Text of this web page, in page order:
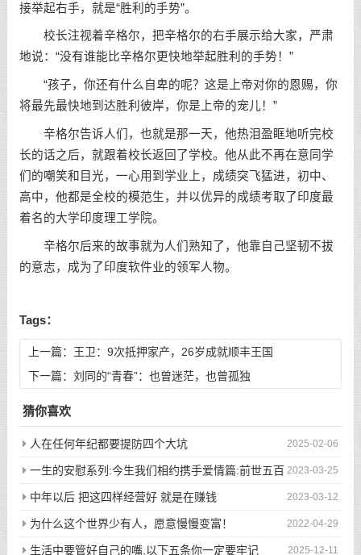
接举起右手，就是“胜利的手势”。
校长注视着辛格尔，把辛格尔的右手展示给大家，严肃
地说：“没有谁能比辛格尔更快地举起胜利的手势！”
“孩子，你还有什么自卑的呢？这是上帝对你的恩赐，你
将最先最快地到达胜利彼岸，你是上帝的宠儿！”
辛格尔告诉人们，也就是那一天，他热泪盈眶地听完校
长的话之后，就跟着校长返回了学校。他从此不再在意同学
们的嘲笑和目光，一心用到学业上，成绩突飞猛进，初中、
高中，他都是全校的模范生，并以优异的成绩考取了印度最
着名的大学印度理工学院。
辛格尔后来的故事就为人们熟知了，他靠自己坚韧不拔
的意志，成为了印度软件业的领军人物。
Tags：
上一篇： 王卫：9次抵押家产，26岁成就顺丰王国
下一篇： 刘同的“青春”：也曾迷茫，也曾孤独
猜你喜欢
2025-02-06
人在任何年纪都要提防四个大坑
2023-03-25
一生的安慰系列:今生我们相约携手爱情篇:前世五百
次的回眸才换来今生的相遇
2023-03-12
中年以后 把这四样经营好 就是在赚钱
2022-04-29
为什么这个世界少有人，愿意慢慢变富！
2025-12-11
生活中要管好自己的嘴,以下五条你一定要牢记